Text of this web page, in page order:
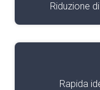
Riduzione
Rapida